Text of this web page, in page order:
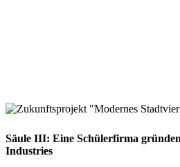
Säule III: Eine Schülerfirma
Industries